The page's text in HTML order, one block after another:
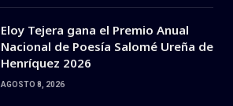
Eloy Tejera gana el Premio Anual
Nacional de Poesía Salomé Ureña de
Henríquez 2026
AGOSTO 8, 2026